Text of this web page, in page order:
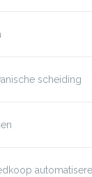
scheiding